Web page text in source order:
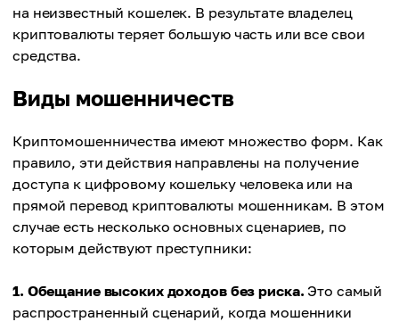
на неизвестный кошелек. В результате владелец
криптовалюты теряет большую часть или все свои
средства.
Виды мошенничеств
Криптомошенничества имеют множество форм. Как
правило, эти действия направлены на получение
доступа к цифровому кошельку человека или на
прямой перевод криптовалюты мошенникам. В этом
случае есть несколько основных сценариев, по
которым действуют преступники:
1. Обещание высоких доходов без риска. Это самый
распространенный сценарий, когда мошенники